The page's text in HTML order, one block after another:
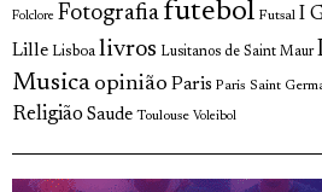
Folclore Fotografia futebol Futsal I
Lille Lisboa livros Lusitanos de Saint Maur
Musica opinião Paris Paris Saint
Religião Saude Toulouse Voleibol